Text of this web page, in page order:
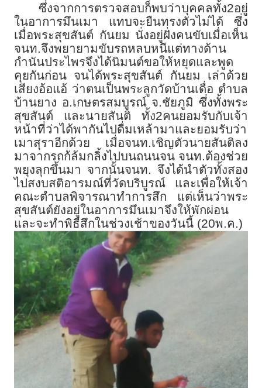
ซึ่งจากการตรวจสอบก็พบว่าบุคคลทั้ง2อยู่
ในอาการมึนเมา แทบจะยืนทรงตัวไม่ได้ ซึ่ง
เมื่อพระสุขสันต์ กันยม นั่งอยู่ฝั่งคนขับเมื่อเห็น
จนท.จึงพยายามขับรถหลบหนีแต่ทางด้าน
กำนันประไพรจึงได้นิมนต์ขอให้หยุดและพูด
คุยกันก่อน จนได้พระสุขสันต์ กันยม เล่าด้วย
เสียงอ้อแอ้ ว่าตนเป็นพระลูกวัดบ้านเดื่อ ตำบล
บ้านยาง อ.เกษตรสมบูรณ์ จ.ชัยภูมิ ซึ่งทั้งพระ
สุขสันต์ และนายสันติ ทั้ง2คนยอมรับกับเจ้า
หน้าที่ว่าได้พากันไปดื่มเหล้ามาและยอมรับว่า
เมาสุราอีกด้วย เมื่อจนท.เชิญตัวนายสันติลง
มาจากรถก้ล้มกลิ้งไปบนถนนจน จนท.ต้องช่วย
พยุงลุกขึ้นมา จากนั้นจนท. จึงได้นำตัวทั้งสอง
ไปสงบสติอารมณ์ที่วัดบริบูรณ์ และเพื่อให้เจ้า
คณะตำบลพิจารณาทำการสึก แต่เห็นว่าพระ
สุขสันต์ยังอยู่ในอาการมึนเมาจึงให้พักผ่อน
และจะทำพิธีสึกในช่วงเช้าของวันนี้ (20พ.ค.)